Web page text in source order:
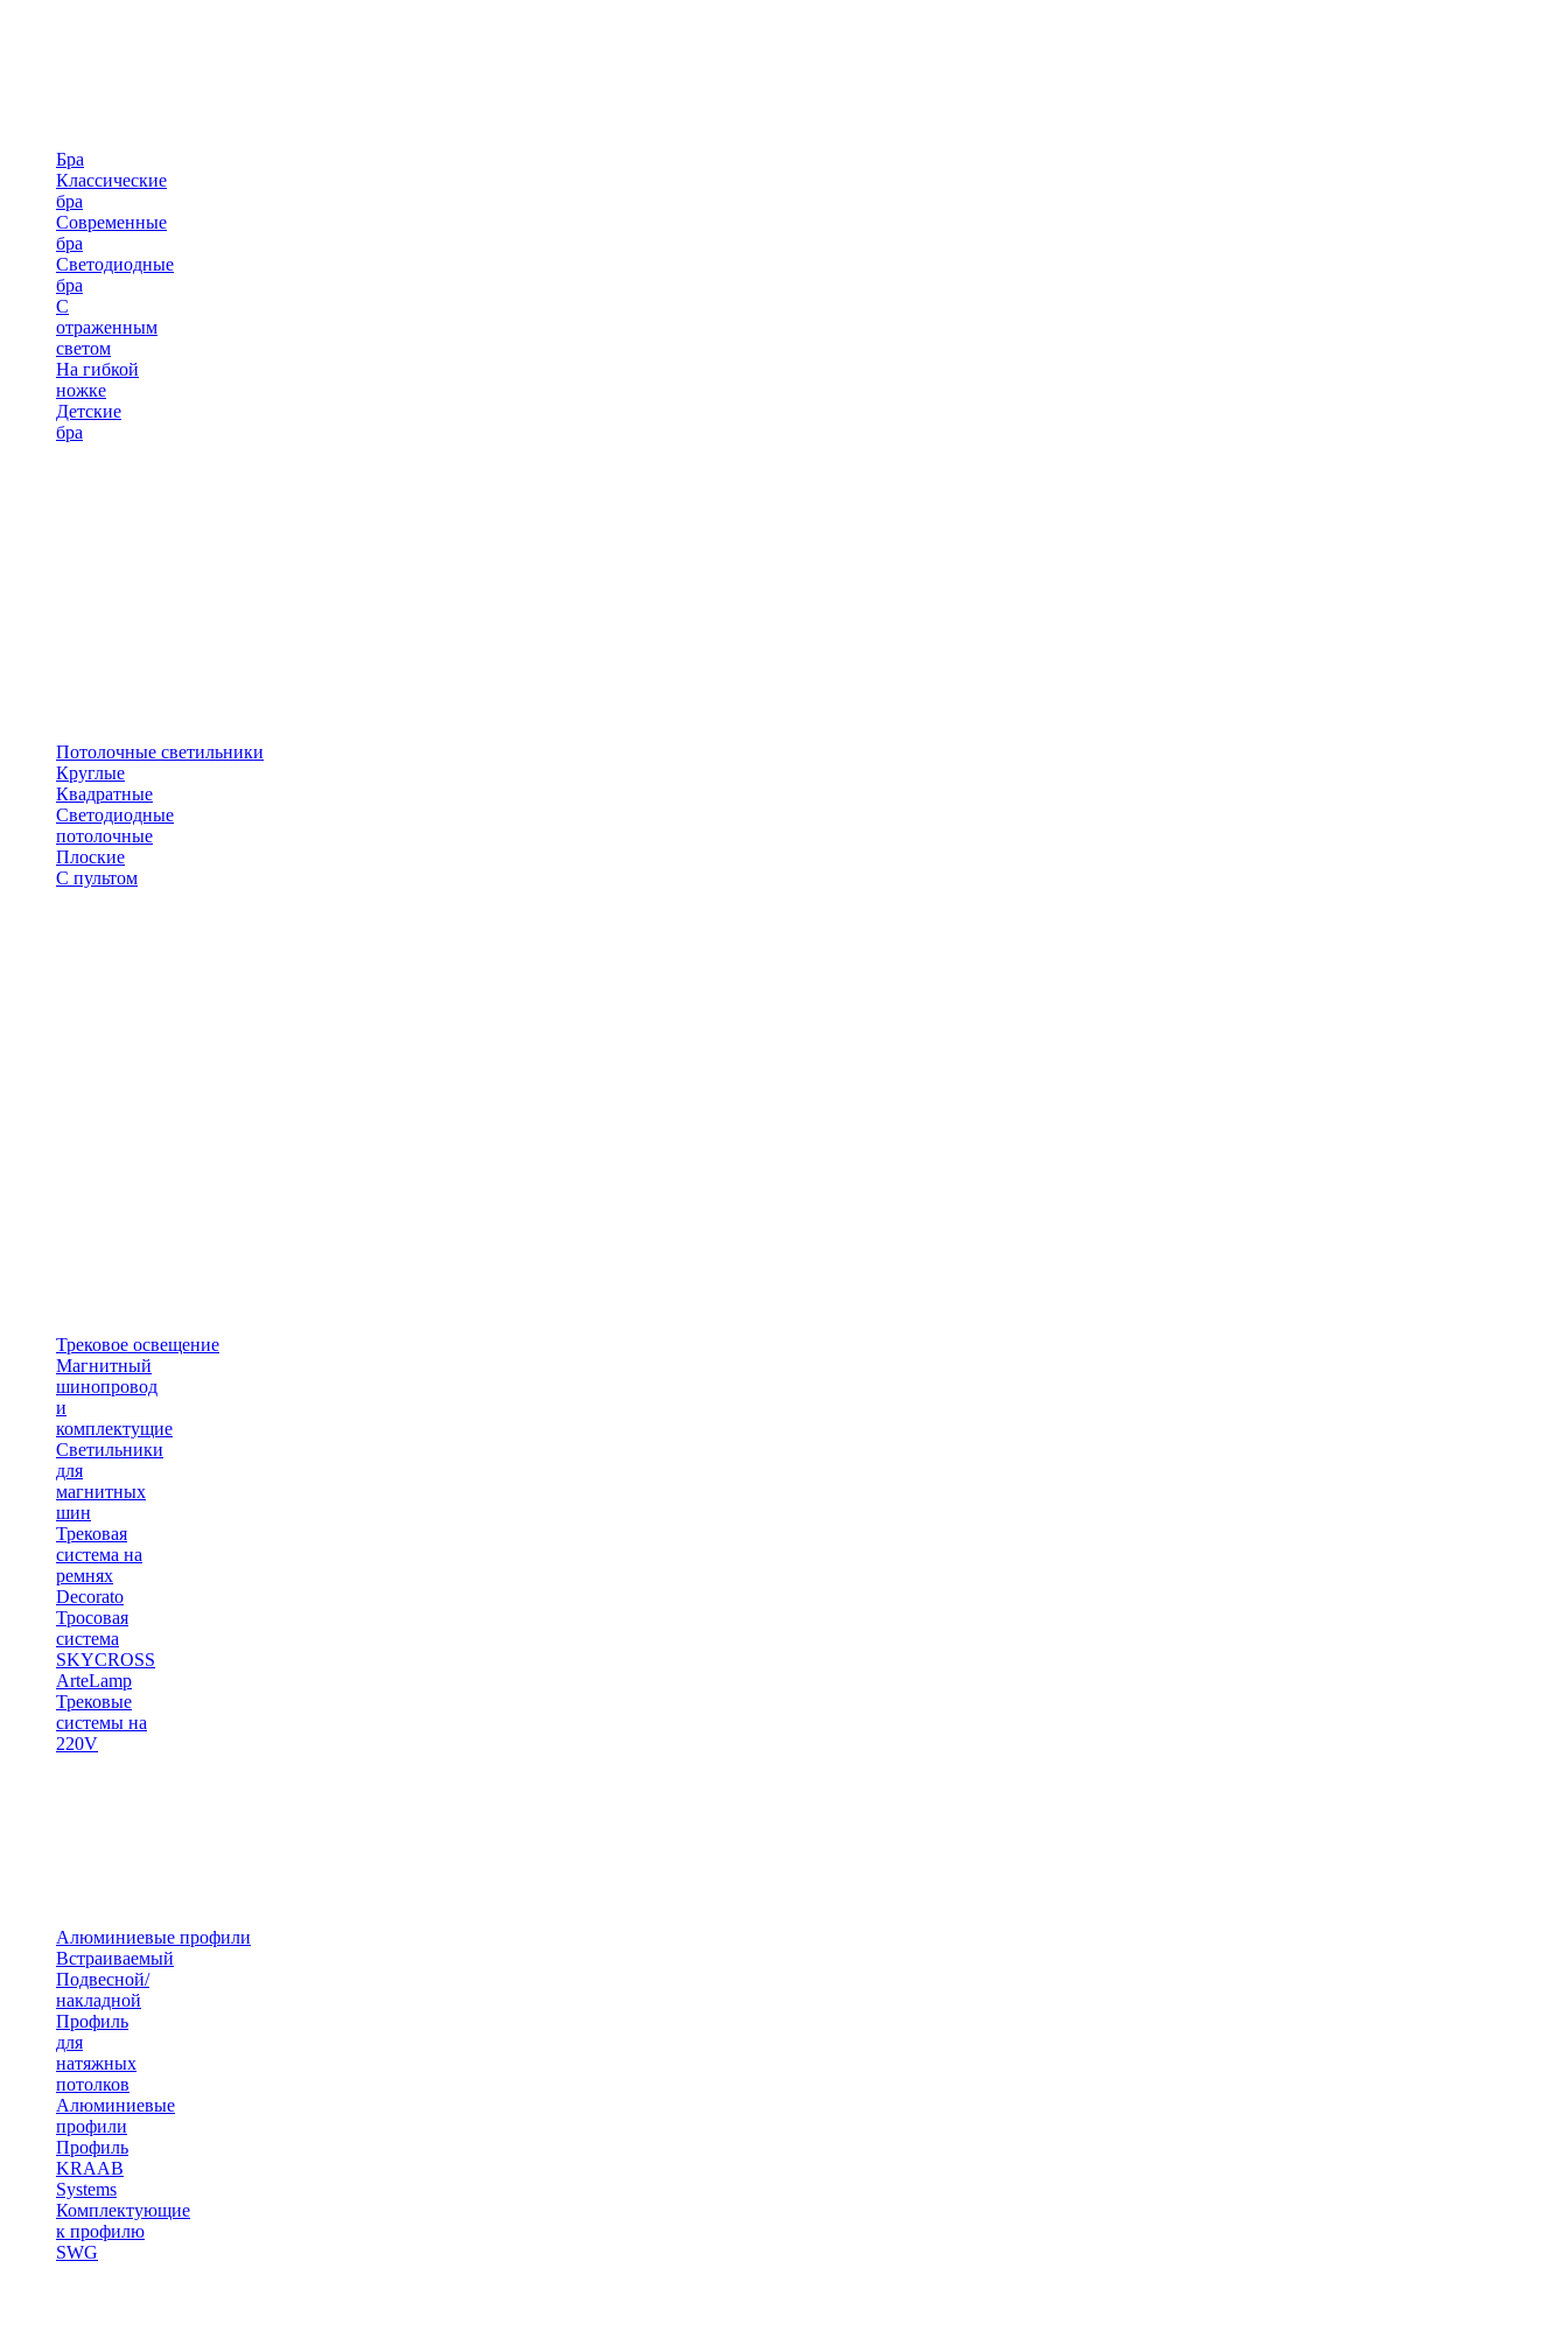
Бра
Классические
бра
Современные
бра
Светодиодные
бра
С
отраженным
светом
На гибкой
ножке
Детские
бра
Потолочные светильники
Круглые
Квадратные
Светодиодные
потолочные
Плоские
С пультом
Трековое освещение
Магнитный
шинопровод
и
комплектущие
Светильники
для
магнитных
шин
Трековая
система на
ремнях
Decorato
Тросовая
система
SKYCROSS
ArteLamp
Трековые
системы на
220V
Алюминиевые профили
Встраиваемый
Подвесной/
накладной
Профиль
для
натяжных
потолков
Алюминиевые
профили
Профиль
KRAAB
Systems
Комплектующие
к профилю
SWG